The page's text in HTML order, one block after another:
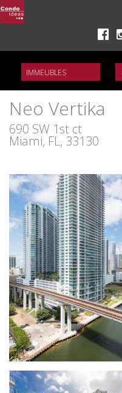
Neo Vertika
690 SW 1st ct
Miami, FL, 33130